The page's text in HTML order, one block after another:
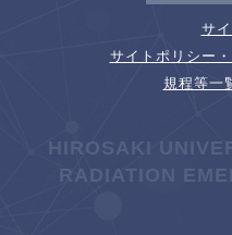
サ
サイトポリシー
規程等一
HIROSAKI
RADIATION